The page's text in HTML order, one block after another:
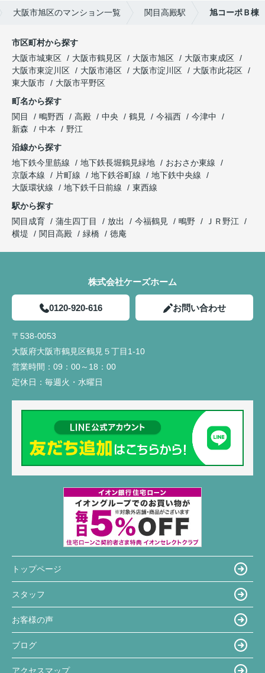
大阪市旭区のマンション一覧 関目高殿駅 旭コーポＢ棟
市区町村から探す
大阪市城東区
大阪市鶴見区 大阪市旭区
大阪市東成区
大阪市東淀川区
大阪市港区 大阪市淀川区
大阪市此花区
東大阪市
大阪市平野区
町名から探す
関目
鴫野西 高殿 中央 鶴見 今福西
今津中
新森
中本
野江
沿線から探す
地下鉄今里筋線
地下鉄長堀鶴見緑地
おおさか東線
京阪本線
片町線 地下鉄谷町線
地下鉄中央線
大阪環状線
地下鉄千日前線
東西線
駅から探す
関目成育
蒲生四丁目 放出 今福鶴見 鴫野
ＪＲ野江
横堤
関目高殿 緑橋 徳庵
株式会社ケーズホーム
0120-920-616 お問い合わせ
〒538-0053
大阪府大阪市鶴見区鶴見５丁目1-10
営業時間： 09：00～18：00
定休日： 毎週火・水曜日
トップページ
スタッフ
お客様の声
ブログ
アクセスマップ